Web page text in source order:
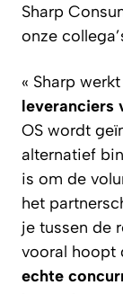
Sharp
onze
« Sharp
leveranciers
OS wordt
alternatief
is om de
het
je tussen de
vooral hoopt
echte